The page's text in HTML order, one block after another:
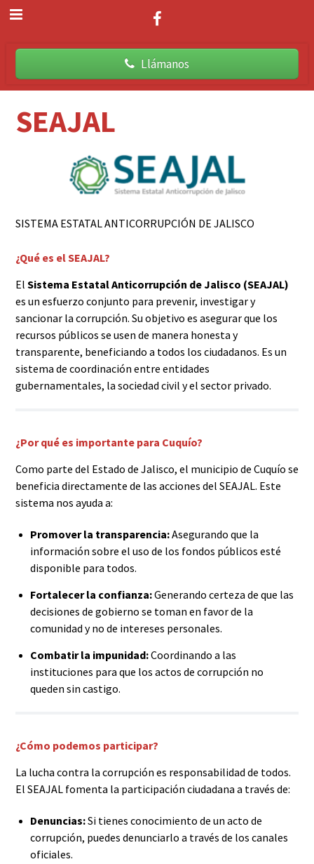
Llámanos
SEAJAL
SISTEMA ESTATAL ANTICORRUPCIÓN DE JALISCO
¿Qué es el SEAJAL?
El Sistema Estatal Anticorrupción de Jalisco (SEAJAL)
es un esfuerzo conjunto para prevenir, investigar y
sancionar la corrupción. Su objetivo es asegurar que los
recursos públicos se usen de manera honesta y
transparente, beneficiando a todos los ciudadanos. Es un
sistema de coordinación entre entidades
gubernamentales, la sociedad civil y el sector privado.
¿Por qué es importante para Cuquío?
Como parte del Estado de Jalisco, el municipio de Cuquío se
beneficia directamente de las acciones del SEAJAL. Este
sistema nos ayuda a:
Promover la transparencia:Asegurando que la
información sobre el uso de los fondos públicos esté
disponible para todos.
Fortalecer la confianza:Generando certeza de que las
decisiones de gobierno se toman en favor de la
comunidad y no de intereses personales.
Combatir la impunidad:Coordinando a las
instituciones para que los actos de corrupción no
queden sin castigo.
¿Cómo podemos participar?
La lucha contra la corrupción es responsabilidad de todos.
El SEAJAL fomenta la participación ciudadana a través de:
Denuncias:Si tienes conocimiento de un acto de
corrupción, puedes denunciarlo a través de los canales
oficiales.